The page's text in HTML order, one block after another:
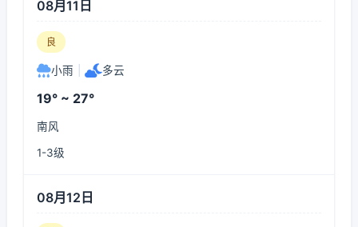
08月11日
良
小雨 多云
19° ~ 27°
南风
1-3级
08月12日